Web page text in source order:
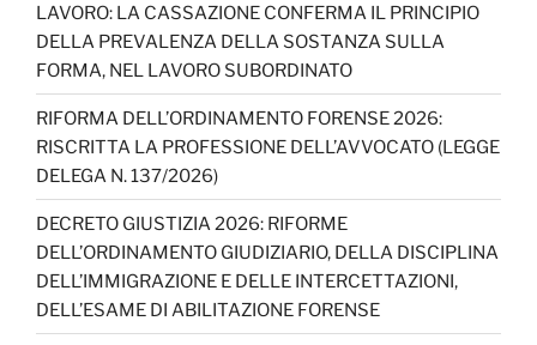
LAVORO: LA CASSAZIONE CONFERMA IL PRINCIPIO
DELLA PREVALENZA DELLA SOSTANZA SULLA
FORMA, NEL LAVORO SUBORDINATO
RIFORMA DELL’ORDINAMENTO FORENSE 2026:
RISCRITTA LA PROFESSIONE DELL’AVVOCATO (LEGGE
DELEGA N. 137/2026)
DECRETO GIUSTIZIA 2026: RIFORME
DELL’ORDINAMENTO GIUDIZIARIO, DELLA DISCIPLINA
DELL’IMMIGRAZIONE E DELLE INTERCETTAZIONI,
DELL’ESAME DI ABILITAZIONE FORENSE